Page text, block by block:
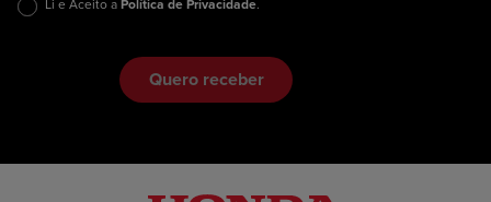
Li e Aceito a Política de Privacidade.